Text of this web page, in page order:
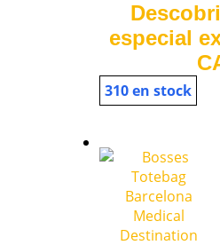
especial
310 en stock